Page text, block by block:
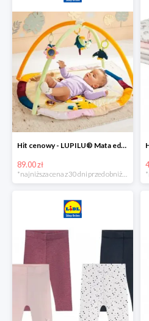
Hit cenowy - LUPILU® Mata edukacyjna dla niemowląt, 1 sztuka
89.00 zł
*najniższa cena z 30 dni przed obniżką